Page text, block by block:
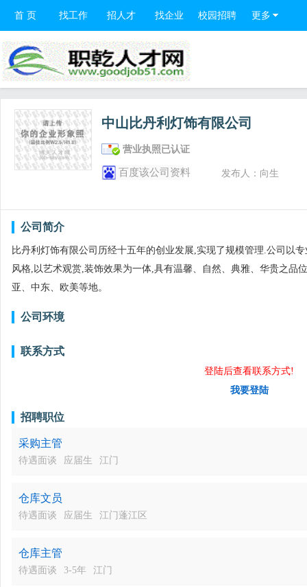
首 页 找工作 招人才 找企业 校园招聘 更多
中山比丹利灯饰有限公司
营业执照已认证
百度该公司资料 发布人：向生
公司简介
比丹利灯饰有限公司历经十五年的创业发展,实现了规模管理.公司以
风格,以艺术观赏,装饰效果为一体,具有温馨、自然、典雅、华贵之品
亚、中东、欧美等地。
公司环境
联系方式
登陆后查看联系方式!
我要登陆
招聘职位
采购主管
待遇面谈 应届生 江门
仓库文员
待遇面谈 应届生 江门蓬江区
仓库主管
待遇面谈 3-5年 江门